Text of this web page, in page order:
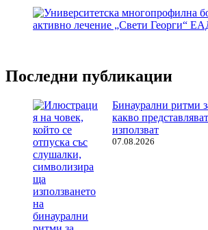
Последни публикации
Бинаурални ритми
какво
използват
07.08.2026